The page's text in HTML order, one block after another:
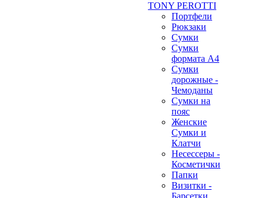
TONY PEROTTI
Портфели
Рюкзаки
Сумки
Сумки
формата А4
Сумки
дорожные -
Чемоданы
Сумки на
пояс
Женские
Сумки и
Клатчи
Несессеры -
Косметички
Папки
Визитки -
Барсетки